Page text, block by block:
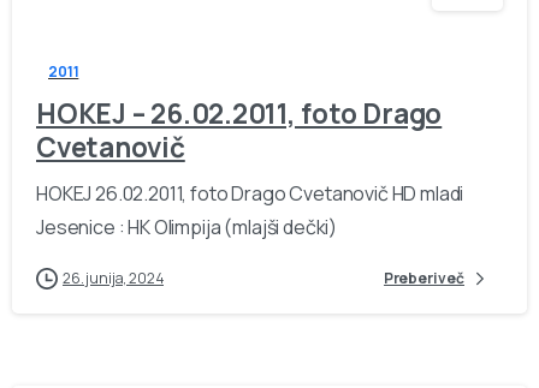
2011
HOKEJ – 26.02.2011, foto Drago
Cvetanovič
HOKEJ 26.02.2011, foto Drago Cvetanovič HD mladi
Jesenice : HK Olimpija (mlajši dečki)
26. junija, 2024 Preberi več